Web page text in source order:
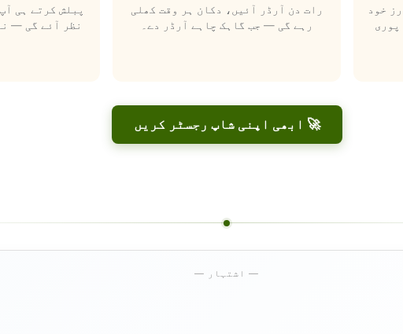
خود
رات دن آرڈر آئیں، دکان ہر وقت کھلی
رہے گی — جب گاہک چاہے آرڈر دے۔
پبلش کرتے ہی
نظر آئے گی —
🚀 ابھی اپنی شاپ رجسٹر کریں
— اشتہار —